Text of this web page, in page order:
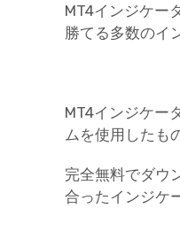
MT4インジケー
勝てる多数のイ
MT4インジケー
ムを使用したも
完全無料でダウ
合ったインジケ